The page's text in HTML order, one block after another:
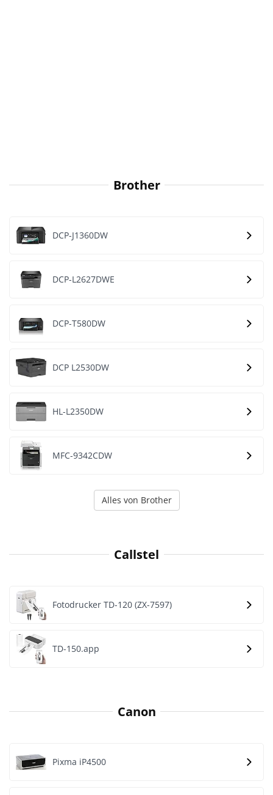
Brother
DCP-J1360DW
DCP-L2627DWE
DCP-T580DW
DCP L2530DW
HL-L2350DW
MFC-9342CDW
Alles von Brother
Callstel
Fotodrucker TD-120 (ZX-7597)
TD-150.app
Canon
Pixma iP4500